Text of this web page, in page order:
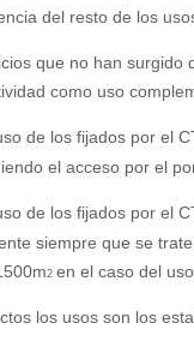
del resto de los
que no han
como uso
de los fijados por el
el acceso por el
de los fijados por el
siempre que se
2 en el caso del
los usos son los